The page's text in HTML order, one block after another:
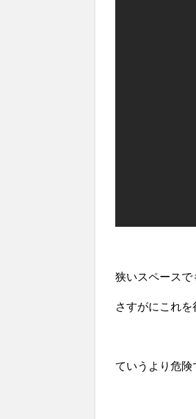
狭いスペースで
さすがにこれ
ていうより危険